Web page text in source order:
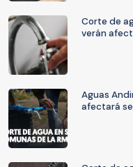
Corte de
verán
Aguas
afectará